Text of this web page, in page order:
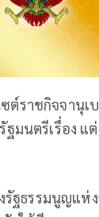
ต์ราชกิจจานุเ
มนตรีเรื่อง แต่
รัฐธรรมนูญแห่